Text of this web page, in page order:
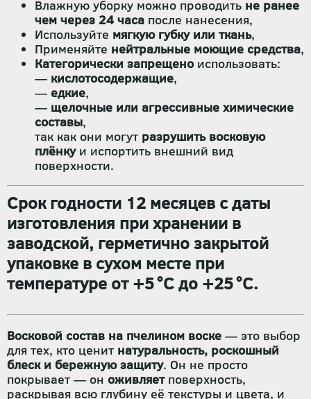
Влажную уборку можно проводить не ранее
чем через 24 часа после нанесения,
Используйте мягкую губку или ткань,
Применяйте нейтральные моющие средства,
Категорически запрещеноиспользовать:
— кислотосодержащие,
— едкие,
— щелочные или агрессивные химические
составы,
так как они могут разрушить восковую
плёнкуи испортить внешний вид
поверхности.
Срок годности 12 месяцев с даты
изготовления при хранении в
заводской, герметично закрытой
упаковке в сухом месте при
температуре от+5 °C до +25 °C.
Восковой состав на пчелином воске — это выбор
для тех, кто ценит натуральность, роскошный
блеск и бережную защиту. Он не просто
покрывает — он оживляетповерхность,
раскрывая всю глубину её текстуры и цвета, и